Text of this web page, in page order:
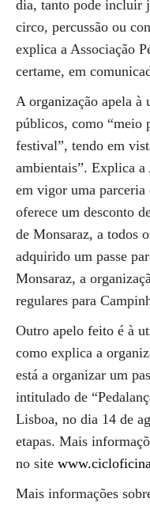
dia, tanto pode incluir
circo, percussão ou
explica a Associação
certame, em
A organização apela à
públicos, como “meio
festival”, tendo em
ambientais”. Explica a
em vigor uma parceria
oferece um desconto
de Monsaraz, a todos
adquirido um passe
Monsaraz, a
regulares para
Outro apelo feito é à
como explica a
está a organizar um
intitulado de
Lisboa, no dia 14 de
etapas. Mais
no site
Mais informações